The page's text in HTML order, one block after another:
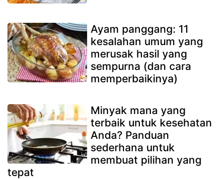
Ayam panggang: 11
kesalahan umum yang
merusak hasil yang
sempurna (dan cara
memperbaikinya)
Minyak mana yang
terbaik untuk kesehatan
Anda? Panduan
sederhana untuk
membuat pilihan yang
tepat